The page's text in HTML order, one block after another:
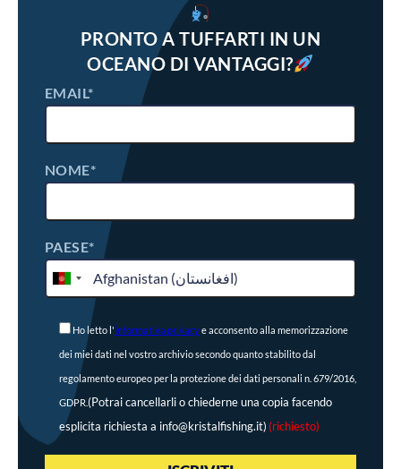
PRONTO A TUFFARTI IN UN
OCEANO DI VANTAGGI?
EMAIL*
NOME*
PAESE*
Ho letto l'informativa privacye acconsento alla memorizzazione
dei miei dati nel vostro archivio secondo quanto stabilito dal
regolamento europeo per la protezione dei dati personali n. 679/2016,
GDPR. (Potrai cancellarli o chiederne una copia facendo
esplicita richiesta a info@kristalfishing.it) (richiesto)